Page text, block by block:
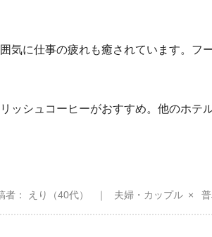
気に仕事の疲れも癒されています。フ
ッシュコーヒーがおすすめ。他のホテ
者 えり （40代） 夫婦・カップル